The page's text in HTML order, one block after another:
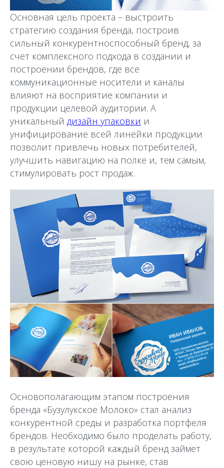
Основная цель проекта – выстроить
стратегию создания бренда, построив
сильный конкурентноспособный бренд, за
счет комплексного подхода в создании и
построении брендов, где все
коммуникационные носители и каналы
влияют на восприятие компании и
продукции целевой аудитории. А
уникальный дизайн упаковки и
унифицирование всей линейки продукции
позволит привлечь новых потребителей,
улучшить навигацию на полке и, тем самым,
стимулировать рост продаж.
Основополагающим этапом построения
бренда «Бузулукское Молоко» стал анализ
конкурентной среды и разработка портфеля
брендов. Необходимо было проделать работу,
в результате которой каждый бренд займет
свою ценовую нишу на рынке, став